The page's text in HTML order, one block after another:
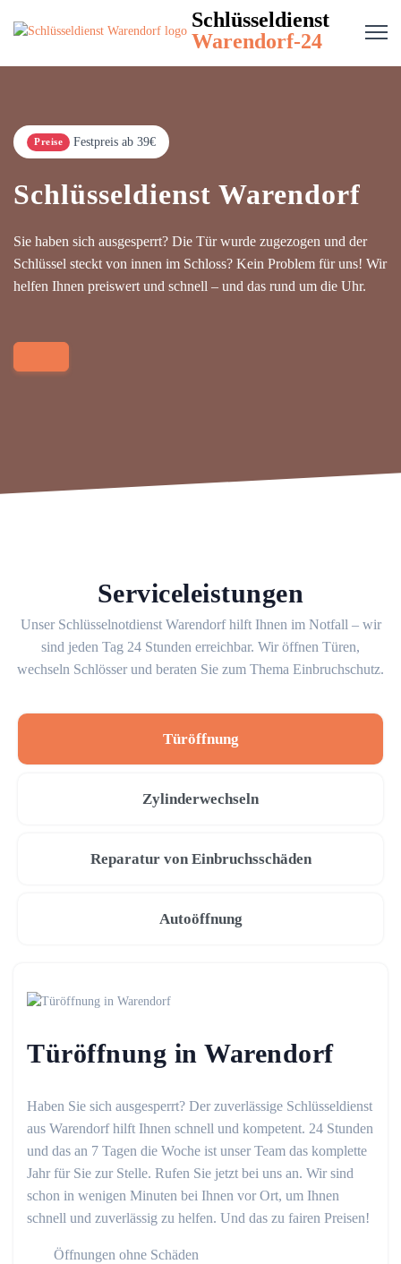
Schlüsseldienst
Warendorf-24
Preise Festpreis ab 39€
Schlüsseldienst Warendorf
Sie haben sich ausgesperrt? Die Tür wurde zugezogen und der
Schlüssel steckt von innen im Schloss? Kein Problem für uns! Wir
helfen Ihnen preiswert und schnell – und das rund um die Uhr.
Serviceleistungen
Unser Schlüsselnotdienst Warendorf hilft Ihnen im Notfall – wir
sind jeden Tag 24 Stunden erreichbar. Wir öffnen Türen,
wechseln Schlösser und beraten Sie zum Thema Einbruchschutz.
Türöffnung
Zylinderwechseln
Reparatur von Einbruchsschäden
Autoöffnung
Türöffnung in Warendorf
Haben Sie sich ausgesperrt? Der zuverlässige Schlüsseldienst
aus Warendorf hilft Ihnen schnell und kompetent. 24 Stunden
und das an 7 Tagen die Woche ist unser Team das komplette
Jahr für Sie zur Stelle. Rufen Sie jetzt bei uns an. Wir sind
schon in wenigen Minuten bei Ihnen vor Ort, um Ihnen
schnell und zuverlässig zu helfen. Und das zu fairen Preisen!
Öffnungen ohne Schäden